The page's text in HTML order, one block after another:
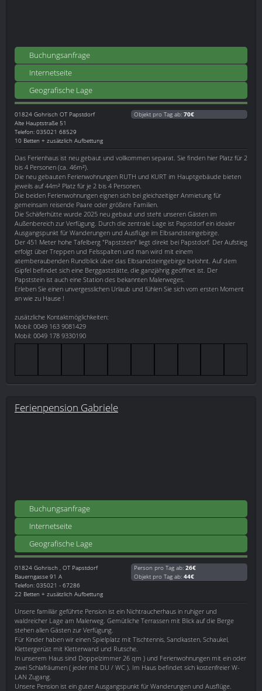
Buchungsanfrage
Internetseite
Geografische Lage
01824 Gohrisch OT Papstdorf
Alte Hauptstraße 51
Telefon: 035021 68529
10 Betten + zusätzlich Aufbettung
Objekt pro Tag ab: 70€
Das Ferienhaus ist neu gebaut und vollkommen separat. Sie finden hier Platz für 2
bis 4 Personen (ca. 46m²).
Die neu gebauten Ferienwohnungen RUTH und KURT im Hauptgebäude bieten
jeweils auf 44m² Platz für je 2 bis 4 Personen.
Die beiden Ferienwohnungen eignen sich bei gleichzeitiger Anmietung für
gemeinsam reisende Paare oder größere Familien.
Die Schäferhütte wurde 2025 neu gebaut und steht unseren Gästen im
Außenbereich zur Verfügung. Durch die zentrale Lage ist Papstdorf ein idealer
Ausgangspunkt für Wanderungen und Ausflüge im Elbsandsteingebirge.
Der 451 Meter hohe Tafelberg "Papststein" liegt direkt bei Papstdorf. Der Aufstieg
erfolgt über Treppen und Felsspalten und man wird mit einem
atemberaubenden Rundblick über das Elbsandsteingebirge belohnt. Auf dem
Gipfel befindet sich eine Berggaststätte, die ganzjährig geöffnet ist. Der
Papststein ist auch eine Station des bekannten Malerweges.
Erleben Sie einen unvergesslichen Urlaub und fühlen Sie sich vom ersten Moment
an wie zu Hause !
zusätzliche Kontaktmöglichkeiten:
Mobil: 0049 163 9081429
Mobil: 0049 178 9330190
Ferienpension Gabriele
Buchungsanfrage
Internetseite
Geografische Lage
01824 Gohrisch , OT Papstdorf
Bauerngasse 91 A
Telefon: 035021 - 67286
22 Betten + zusätzlich Aufbettung
Person pro Tag ab: 26€
Objekt pro Tag ab: 44€
Unsere familiär geführte Pension ist ein Nichtraucherhaus in ruhiger und
waldreicher Lage am Malerweg. Gemütliche Terrassen mit Blick auf die Berge
stehen allen Gästen zur Verfügung.
Für Kinder haben wir einen Spielplatz mit Tischtennis, Sandkasten, Schaukel,
Klettergerüst mit Kletterwand und Rutsche.
In unserem Haus sind Doppelzimmer 26 qm ) und Ferienwohnungen mit ein oder
zwei Schlafräumen ( jeder mit DU / WC ). Im Haus befindet sich kostenfreier W-
LAN Zugang.
Unsere Pension ist ein guter Ausgangspunkt für Wanderungen und Ausflüge.